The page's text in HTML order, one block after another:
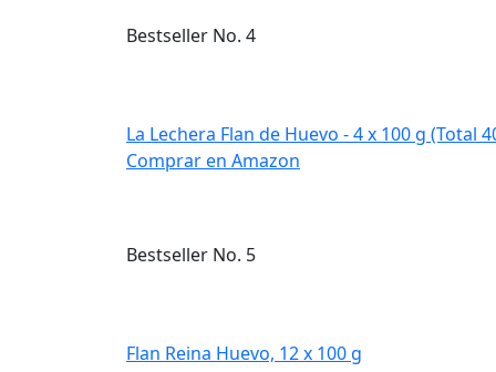
Bestseller No. 4
La Lechera Flan de Huevo - 4 x 100 g (Total
Comprar en Amazon
Bestseller No. 5
Flan Reina Huevo, 12 x 100 g